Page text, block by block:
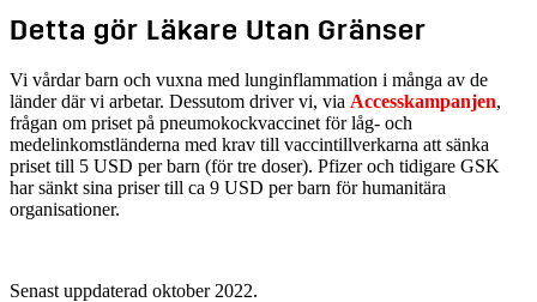
Detta gör Läkare Utan Gränser
Vi vårdar barn och vuxna med lunginflammation i många av de
länder där vi arbetar. Dessutom driver vi, via Accesskampanjen,
frågan om priset på pneumokockvaccinet för låg- och
medelinkomstländerna med krav till vaccintillverkarna att sänka
priset till 5 USD per barn (för tre doser). Pfizer och tidigare GSK
har sänkt sina priser till ca 9 USD per barn för humanitära
organisationer.
Senast uppdaterad oktober 2022.